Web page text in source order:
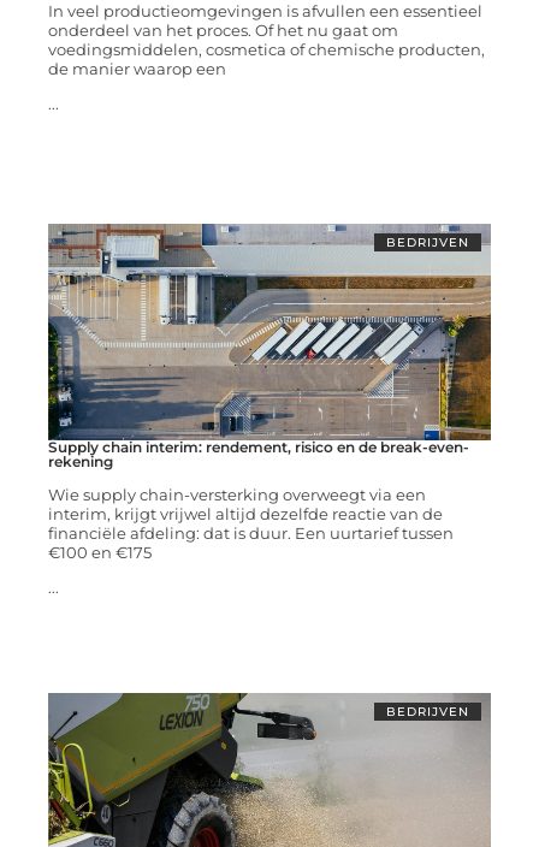
In veel productieomgevingen is afvullen een essentieel
onderdeel van het proces. Of het nu gaat om
voedingsmiddelen, cosmetica of chemische producten,
de manier waarop een
...
BEDRIJVEN
Supply chain interim: rendement, risico en de break-even-
rekening
Wie supply chain-versterking overweegt via een
interim, krijgt vrijwel altijd dezelfde reactie van de
financiële afdeling: dat is duur. Een uurtarief tussen
€100 en €175
...
BEDRIJVEN